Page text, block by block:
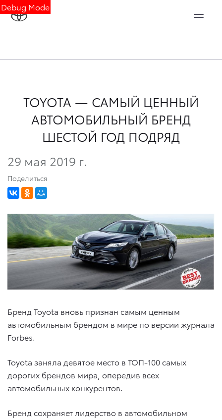
Debug Mode
TOYOTA — САМЫЙ ЦЕННЫЙ
АВТОМОБИЛЬНЫЙ БРЕНД
ШЕСТОЙ ГОД ПОДРЯД
29 мая 2019 г.
Поделиться
Бренд Toyota вновь признан самым ценным
автомобильным брендом в мире по версии журнала
Forbes.
Toyota заняла девятое место в ТОП-100 самых
дорогих брендов мира, опередив всех
автомобильных конкурентов.
Бренд сохраняет лидерство в автомобильном